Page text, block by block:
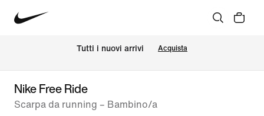
Tutti i nuovi arrivi Acquista
Nike Free Ride
Scarpa da running – Bambino/a